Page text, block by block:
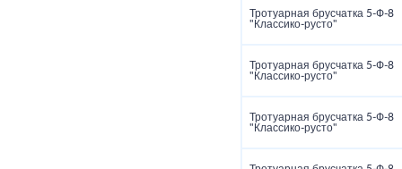
Тротуарная брусчатка 5‑Ф‑8
"Классико‑русто"
Тротуарная брусчатка 5‑Ф‑8
"Классико‑русто"
Тротуарная брусчатка 5‑Ф‑8
"Классико‑русто"